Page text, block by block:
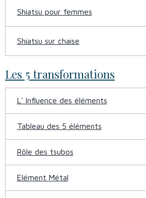
Shiatsu pour femmes
Shiatsu sur chaise
Les 5 transformations
L' Influence des éléments
Tableau des 5 éléments
Rôle des tsubos
Elément Métal